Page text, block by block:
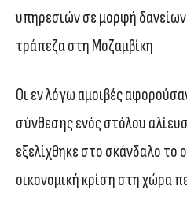
υπηρεσιών σε μορφή
τράπεζα στη Μοζαμβίκη
Οι εν λόγω αμοιβές
σύνθεσης ενός στόλου
εξελίχθηκε στο σκάνδαλο το
οικονομική κρίση στη χώρα